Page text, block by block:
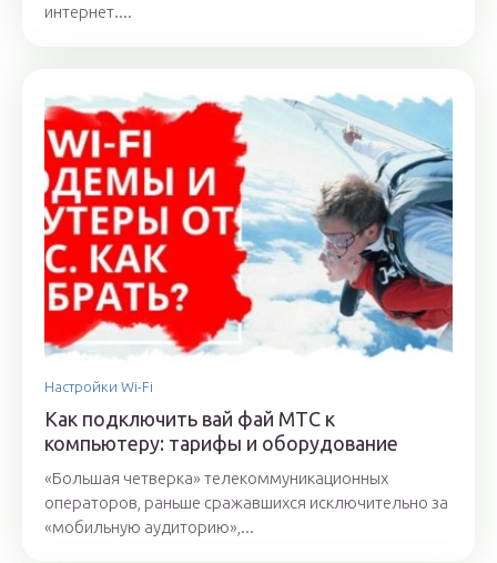
интернет....
Настройки Wi-Fi
Как подключить вай фай МТС к
компьютеру: тарифы и оборудование
«Большая четверка» телекоммуникационных
операторов, раньше сражавшихся исключительно за
«мобильную аудиторию»,...